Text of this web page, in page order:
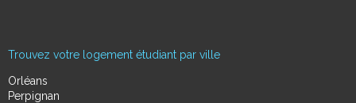
Trouvez votre logement étudiant par ville
Orléans
Perpignan